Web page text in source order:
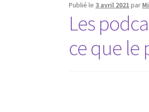
Publié le 3 avril 2021 par
Les
ce que le